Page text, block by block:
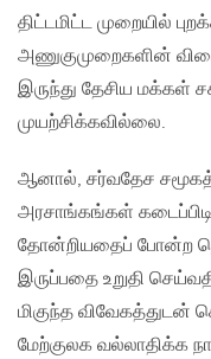
திட்டமிட்ட முறையில்
அணுகுமுறைகளின்
இருந்து தேசிய மக்கள்
முயற்சிக்கவில்லை.
ஆனால், சர்வதேச
அரசாங்கங்கள்
தோன்றியதைப் போன்ற
இருப்பதை உறுதி
மிகுந்த விவேகத்துடன்
மேற்குலக வல்லாதிக்க